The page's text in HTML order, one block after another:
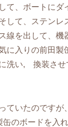
て、ボートにダ
して、ステンレ
線を出して、機
に入りの前田製
洗い, 換装させ
ていたのですが
のボードを入